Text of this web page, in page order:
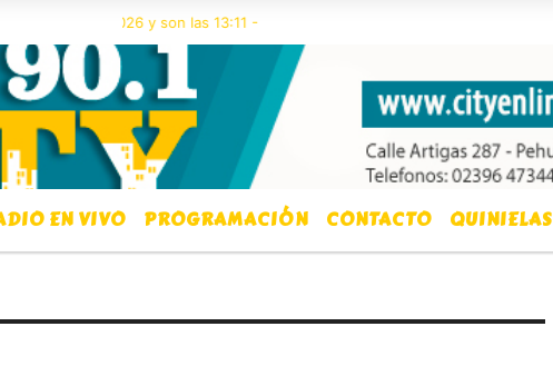
Agosto de 2026 y son las 13:11 -
EN VIVO PROGRAMACIÓN CONTACTO QUINIELAS